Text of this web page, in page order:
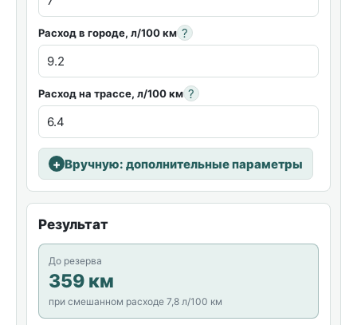
Расход в городе, л/100 км ?
Расход на трассе, л/100 км ?
Вручную: дополнительные параметры
Результат
До резерва
359 км
при смешанном расходе 7,8 л/100 км